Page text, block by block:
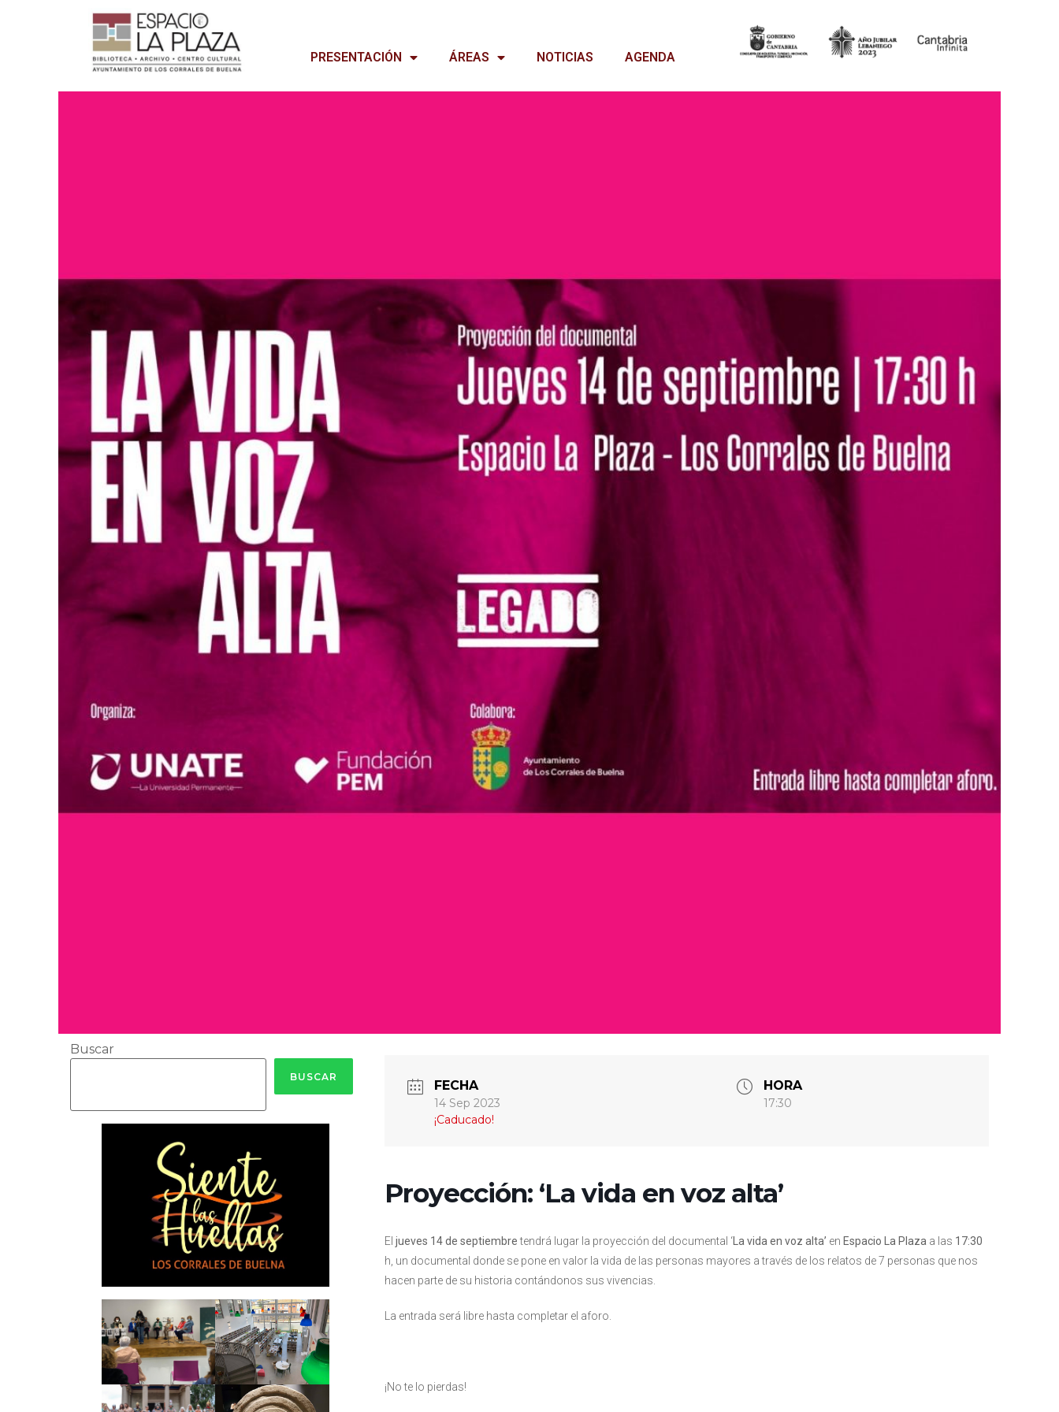
PRESENTACIÓN ÁREAS NOTICIAS AGENDA
Buscar
BUSCAR
FECHA
14 Sep 2023
¡Caducado!
HORA
17:30
Proyección: ‘La vida en voz alta’
El jueves 14 de septiembretendrá lugar la proyección del documental ‘La vida en voz alta’ en Espacio La Plazaa las 17:30
h, un documental donde se pone en valor la vida de las personas mayores a través de los relatos de 7 personas que nos
hacen parte de su historia contándonos sus vivencias.
La entrada será libre hasta completar el aforo.
¡No te lo pierdas!